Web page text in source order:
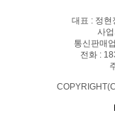
대표 : 정현
사
통신판매
전화 :